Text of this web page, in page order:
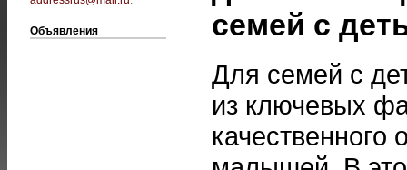
Объявления
семей с
Для семей с
из ключевых
качественного